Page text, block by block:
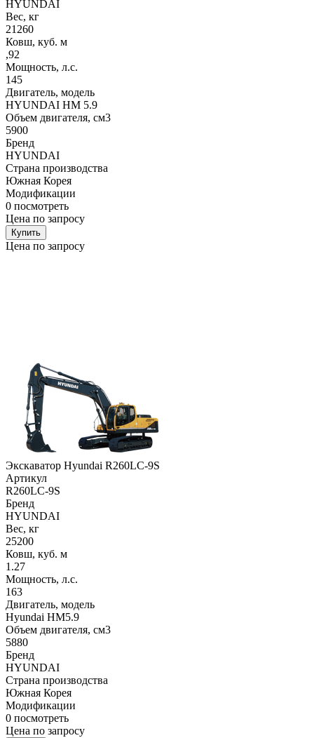
HYUNDAI
Вес, кг
21260
Ковш, куб. м
,92
Мощность, л.с.
145
Двигатель, модель
HYUNDAI HM 5.9
Объем двигателя, см3
5900
Бренд
HYUNDAI
Страна производства
Южная Корея
Модификации
0 посмотреть
Цена по запросу
Купить
Цена по запросу
Экскаватор Hyundai R260LC-9S
Артикул
R260LC-9S
Бренд
HYUNDAI
Вес, кг
25200
Ковш, куб. м
1.27
Мощность, л.с.
163
Двигатель, модель
Hyundai HM5.9
Объем двигателя, см3
5880
Бренд
HYUNDAI
Страна производства
Южная Корея
Модификации
0 посмотреть
Цена по запросу